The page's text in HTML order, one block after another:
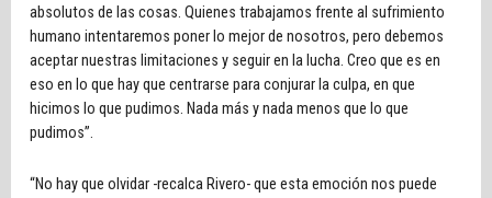
absolutos de las cosas. Quienes trabajamos frente al sufrimiento
humano intentaremos poner lo mejor de nosotros, pero debemos
aceptar nuestras limitaciones y seguir en la lucha. Creo que es en
eso en lo que hay que centrarse para conjurar la culpa, en que
hicimos lo que pudimos. Nada más y nada menos que lo que
pudimos”.
“No hay que olvidar -recalca Rivero- que esta emoción nos puede